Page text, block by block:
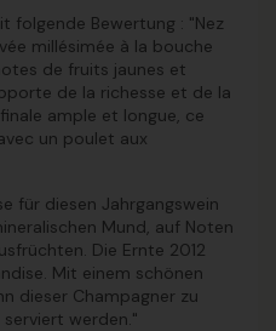
folgende Bewertung : "Nez
millésimée à la bouche
de fruits jaunes et
de la richesse et de la
ample et longue, ce
un poulet aux
für diesen Jahrgangswein
Mund, auf Noten
Die Ernte 2012
Mit einem schönen
dieser Champagner zu
werden."